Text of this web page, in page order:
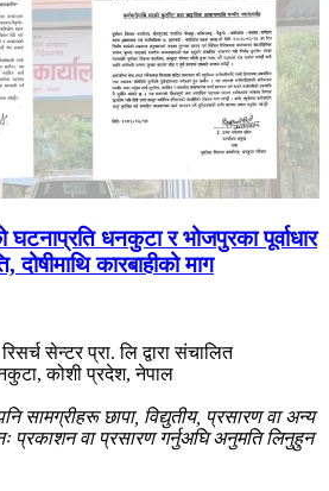
घटनाप्रति धनकुटा र भोजपुरका पूर्वाधार
दोषीमाथि कारबाहीको माग
सेन्टर प्रा. लि द्वारा संचालित
कोशी प्रदेश, नेपाल
सामग्रीहरू छापा, विद्युतीय, प्रसारण वा अन्य
प्रकाशन वा प्रसारण गर्नुअघि अनुमति लिनुहुन